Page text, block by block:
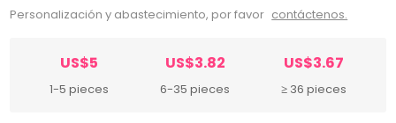
Personalización y abastecimiento, por favor contáctenos.
US$5
1-5 pieces
US$3.82
6-35 pieces
US$3.67
≥ 36 pieces